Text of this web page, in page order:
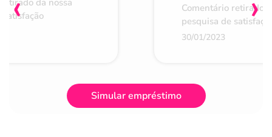
da nossa
Comentário retirado
pesquisa de
30/01/2023
Simular empréstimo